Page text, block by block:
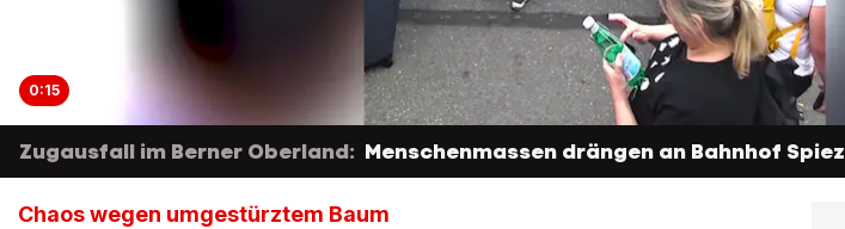
0:15
Zugausfall im Berner Oberland: Menschenmassen drängen an Bahnhof Spiez
Chaos wegen umgestürztem Baum